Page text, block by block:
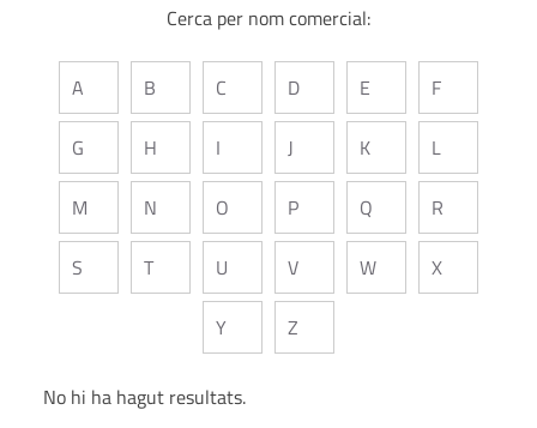
Cerca per nom comercial:
A B C D E F
G H I J K L
M N O P Q R
S T U V W X
Y Z
No hi ha hagut resultats.